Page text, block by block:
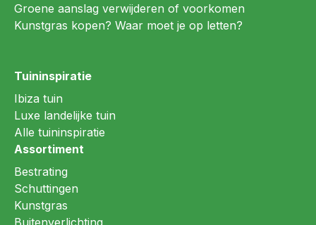
Groene aanslag verwijderen of voorkomen
Kunstgras kopen? Waar moet je op letten?
Tuininspiratie
Ibiza tuin
Luxe landelijke tuin
Alle tuininspiratie
Assortiment
Bestrating
Schuttingen
Kunstgras